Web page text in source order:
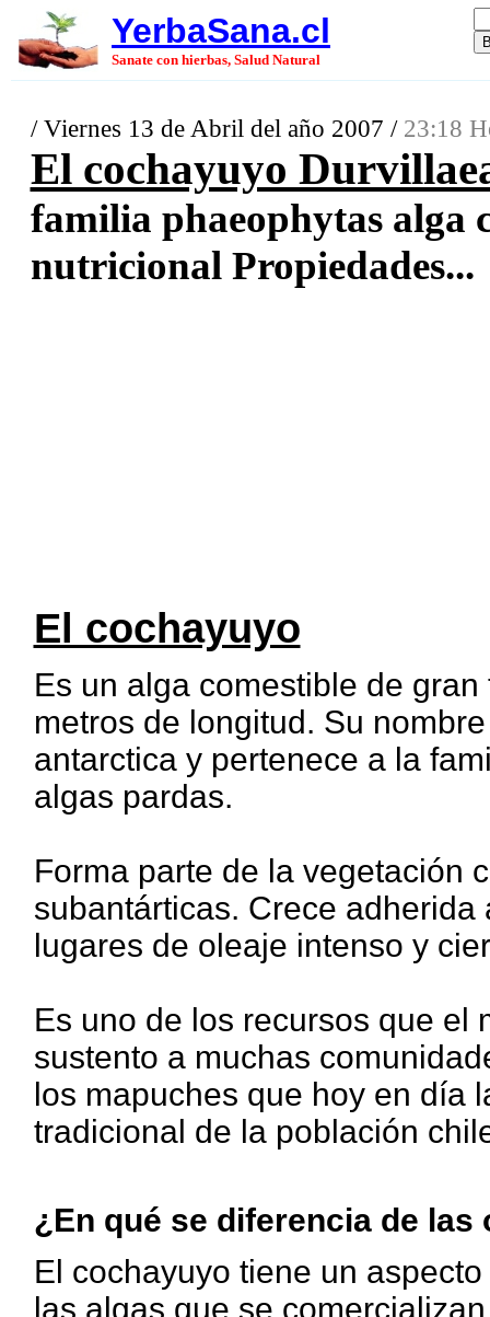
YerbaSana.cl
Sanate con hierbas, Salud Natural
/ Viernes 13 de Abril del año 2007 / 23:18
El cochayuyo
familia phaeophytas alga
nutricional Propiedades...
El cochayuyo
Es un alga comestible de
metros de longitud. Su
antarctica y pertenece a la
algas pardas.
Forma parte de la vegetación
subantárticas. Crece
lugares de oleaje intenso y
Es uno de los recursos que el
sustento a muchas
los mapuches que hoy en día
tradicional de la población
¿En qué se diferencia de las
El cochayuyo tiene un
las algas que se